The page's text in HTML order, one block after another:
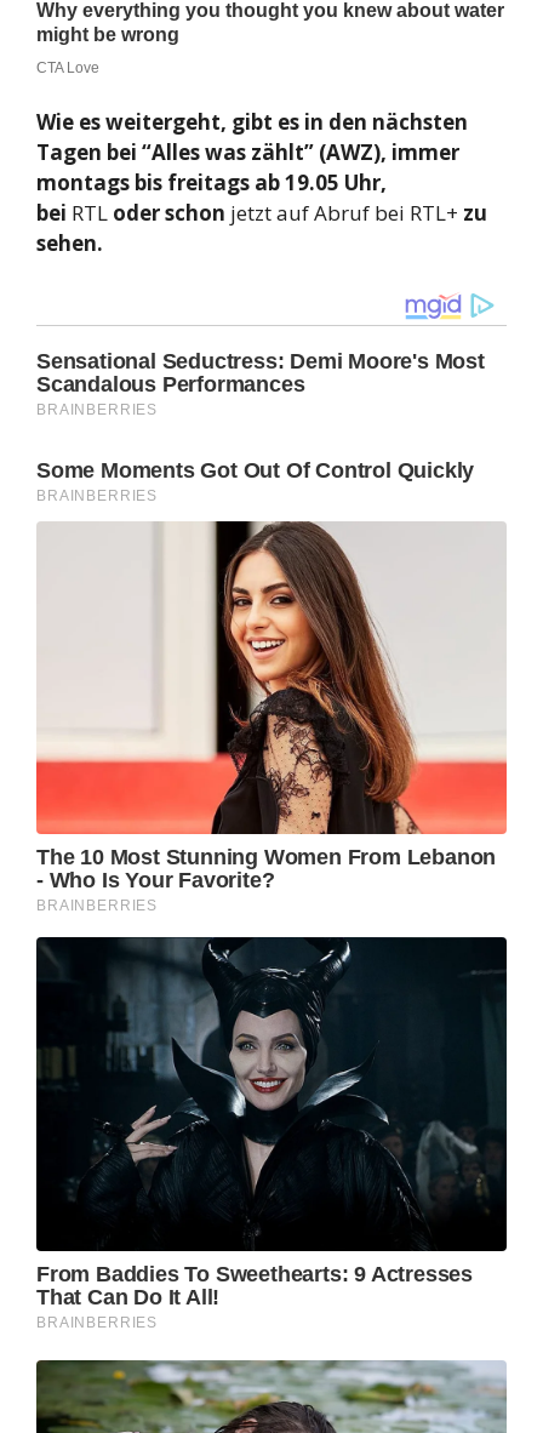
Wie es weitergeht, gibt es in den nächsten
Tagen bei “Alles was zählt” (AWZ), immer
montags bis freitags ab 19.05 Uhr,
bei RTL oder schon jetzt auf Abruf bei RTL+ zu
sehen.